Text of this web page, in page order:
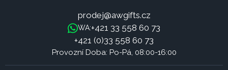
prodej@awgifts.cz
WA:+421 33 558 60 73
+421 (0)33 558 60 73
Provozní Doba: Po-Pá, 08:00-16:00